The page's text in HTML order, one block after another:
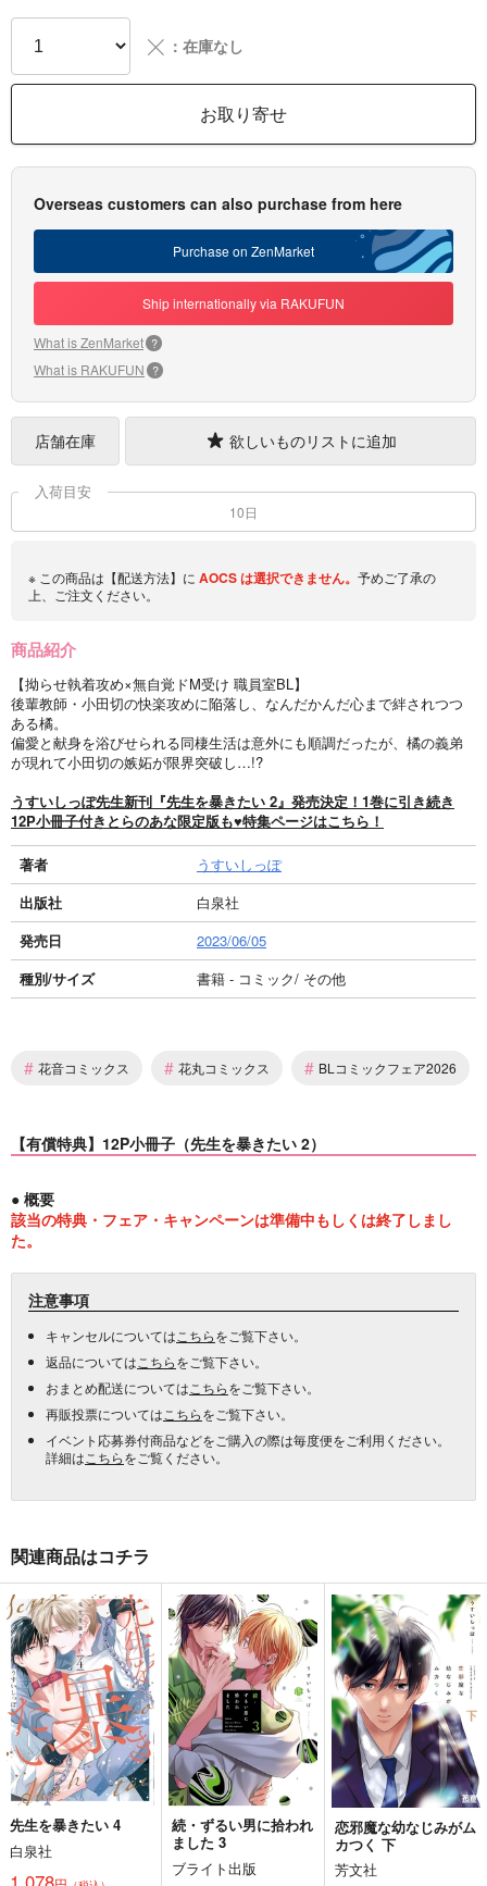
╳ ：在庫なし
お取り寄せ
Overseas customers can also purchase from here
Purchase on ZenMarket
Ship internationally via RAKUFUN
What is ZenMarket ?
What is RAKUFUN ?
店舗在庫 欲しいものリストに追加
入荷目安
10日
※ この商品は【配送方法】に AOCSは選択できません。 予めご了承の
上、ご注文ください。
商品紹介
【拗らせ執着攻め×無自覚ドM受け 職員室BL】
後輩教師・小田切の快楽攻めに陥落し、なんだかんだ心まで絆されつつ
ある橘。
偏愛と献身を浴びせられる同棲生活は意外にも順調だったが、橘の義弟
が現れて小田切の嫉妬が限界突破し…!?
うすいしっぽ先生新刊『先生を暴きたい 2』発売決定！1巻に引き続き
12P小冊子付きとらのあな限定版も♥特集ページはこちら！
著者
うすいしっぽ
出版社
白泉社
発売日
2023/06/05
種別/サイズ
書籍 - コミック/ その他
# 花音コミックス # 花丸コミックス # BLコミックフェア2026
【有償特典】12P小冊子（先生を暴きたい 2）
● 概要
該当の特典・フェア・キャンペーンは準備中もしくは終了しまし
た。
注意事項
キャンセルについては こちらをご覧下さい。
返品については こちらをご覧下さい。
おまとめ配送については こちらをご覧下さい。
再販投票については こちらをご覧下さい。
イベント応募券付商品などをご購入の際は毎度便をご利用ください。
詳細は こちらをご覧ください。
関連商品はコチラ
先生を暴きたい 4
白泉社
続・ずるい男に拾われ
ました 3
ブライト出版
恋邪魔な幼なじみがム
カつく 下
芳文社